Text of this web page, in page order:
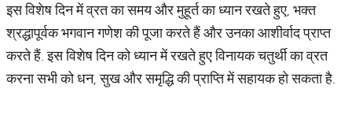
इस विशेष दिन में व्रत का समय और मुहूर्त का ध्यान रखते हुए, भक्त
श्रद्धापूर्वक भगवान गणेश की पूजा करते हैं और उनका आशीर्वाद प्राप्त
करते हैं. इस विशेष दिन को ध्यान में रखते हुए विनायक चतुर्थी का व्रत
करना सभी को धन, सुख और समृद्धि की प्राप्ति में सहायक हो सकता है.